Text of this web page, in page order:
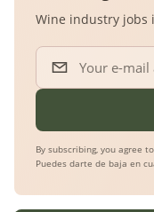
Wine industry jobs
Your e-mail
By subscribing, you agree
Puedes darte de baja en